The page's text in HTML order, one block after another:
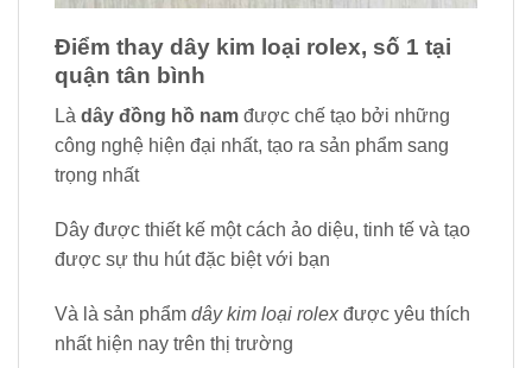
Điểm thay dây kim loại rolex, số 1 tại
quận tân bình
Là dây đồng hồ nam được chế tạo bởi những
công nghệ hiện đại nhất, tạo ra sản phẩm sang
trọng nhất
Dây được thiết kế một cách ảo diệu, tinh tế và tạo
được sự thu hút đặc biệt với bạn
Và là sản phẩm dây kim loại rolex được yêu thích
nhất hiện nay trên thị trường